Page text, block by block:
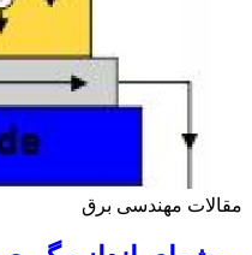
مهندسی برق